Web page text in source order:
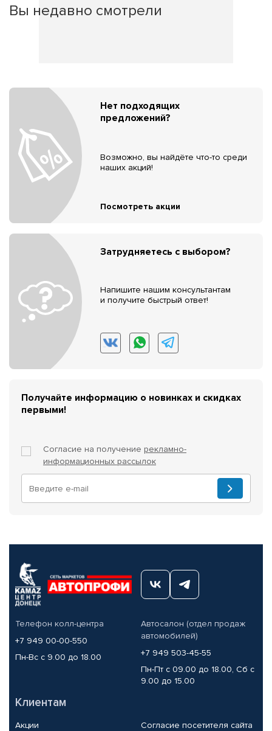
Вы недавно смотрели
Нет подходящих
предложений?
Возможно, вы найдёте что-то среди
наших акций!
Посмотреть акции
Затрудняетесь с выбором?
Напишите нашим консультантам
и получите быстрый ответ!
Получайте информацию о новинках и скидках
первыми!
Согласие на получение рекламно-
информационных рассылок
Телефон колл-центра
+7 949 00-00-550
Пн-Вс с 9.00 до 18.00
Автосалон (отдел продаж
автомобилей)
+7 949 503-45-55
Пн-Пт с 09.00 до 18.00, Сб с
9.00 до 15.00
Клиентам
Акции Согласие посетителя сайта